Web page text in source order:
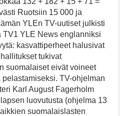
Ruotsiin 15 000 ja
YLEn TV-uutiset julkisti
TV1 YLE News englanniksi
kasvattiperheet halusivat
tukivat
suomalaiset eivät voineet
TV-ohjelman
Karl August Fagerholm
luovutusta (ohjelma 13
suomalaislasten